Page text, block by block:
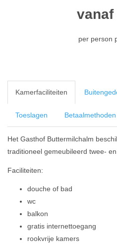
vanaf
per person
Kamerfaciliteiten
Toeslagen Betaalmethoden
Het Gasthof Buttermilchalm
traditioneel gemeubileerd twee-
Faciliteiten:
douche of bad
wc
balkon
gratis internettoegang
rookvrije kamers